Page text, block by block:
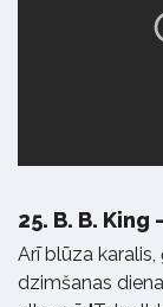
25. B. B.
Arī blūza
dzimšanas